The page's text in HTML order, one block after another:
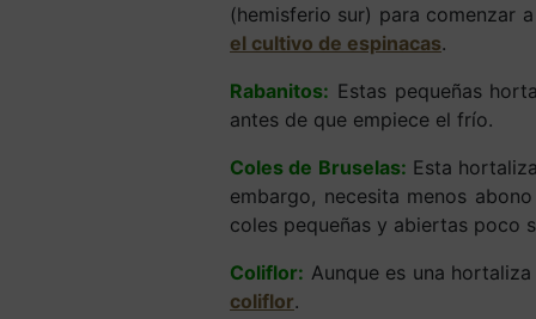
(hemisferio sur) para comenzar
el cultivo de espinacas.
Rabanitos: Estas pequeñas
antes de que empiece el frío.
Coles de Bruselas: Esta
embargo, necesita menos
coles pequeñas y abiertas poco
Coliflor: Aunque es una
coliflor.